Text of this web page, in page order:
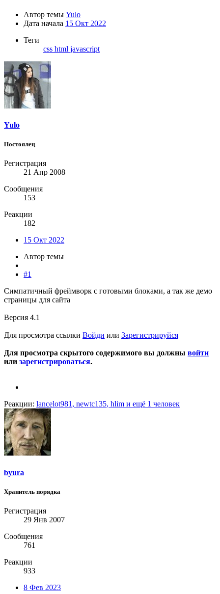
Автор темы Yulo
Дата начала 15 Окт 2022
Теги
css html javascript
Yulo
Постоялец
Регистрация
21 Апр 2008
Сообщения
153
Реакции
182
15 Окт 2022
Автор темы
#1
Симпатичный фреймворк с готовыми блоками, а так же демо
страницы для сайта
Версия 4.1
Для просмотра ссылки Войди или Зарегистрируйся
Для просмотра скрытого содержимого вы должны войти
или зарегистрироваться.
Реакции: lancelot981, newtc135, hlim и ещё 1 человек
byura
Хранитель порядка
Регистрация
29 Янв 2007
Сообщения
761
Реакции
933
8 Фев 2023